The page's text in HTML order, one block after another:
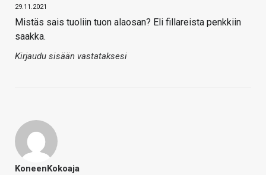
29.11.2021
Mistäs sais tuoliin tuon alaosan? Eli fillareista penkkiin
saakka.
Kirjaudu sisään vastataksesi
KoneenKokoaja